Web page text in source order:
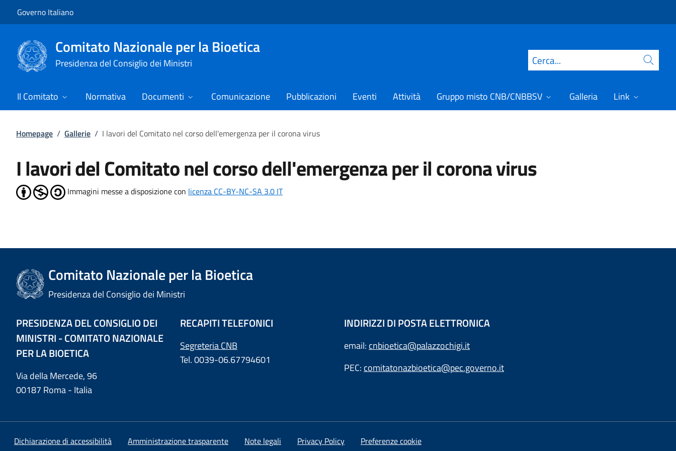
Governo Italiano
Comitato Nazionale per la Bioetica
Presidenza del Consiglio dei Ministri Cerca
Il Comitato Normativa Documenti Comunicazione Pubblicazioni Eventi Attività Gruppo misto CNB/CNBBSV Galleria Link
Homepage / Gallerie / I lavori del Comitato nel corso dell'emergenza per il corona virus
I lavori del Comitato nel corso dell'emergenza per il corona virus
Immagini messe a disposizione con licenza CC-BY-NC-SA 3.0 IT
Comitato Nazionale per la Bioetica
Presidenza del Consiglio dei Ministri
PRESIDENZA DEL CONSIGLIO DEI
MINISTRI - COMITATO NAZIONALE
PER LA BIOETICA
Via della Mercede, 96
00187 Roma - Italia
RECAPITI TELEFONICI
Segreteria CNB
Tel. 0039-06.67794601
INDIRIZZI DI POSTA ELETTRONICA
email: cnbioetica@palazzochigi.it
PEC: comitatonazbioetica@pec.governo.it
Dichiarazione di accessibilità Amministrazione trasparente Note legali Privacy Policy Preferenze cookie